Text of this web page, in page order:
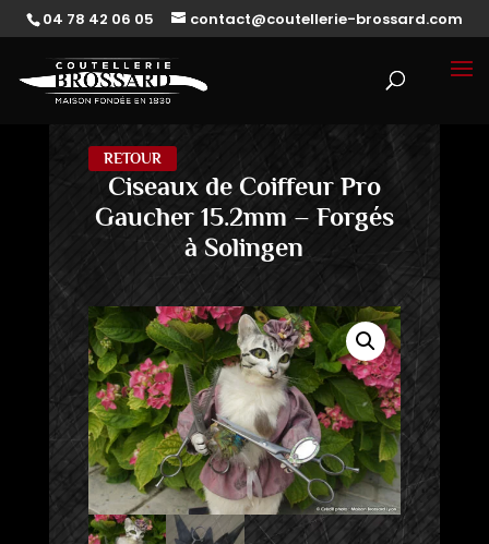
04 78 42 06 05 contact@coutellerie-brossard.com
RETOUR
Ciseaux de Coiffeur Pro
Gaucher 15.2mm – Forgés
à Solingen